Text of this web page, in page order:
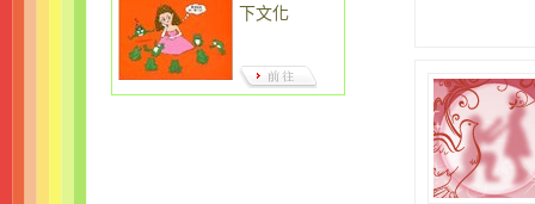
下文化